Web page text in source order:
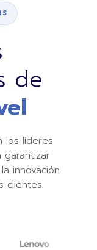
de
los líderes
garantizar
innovación
clientes.